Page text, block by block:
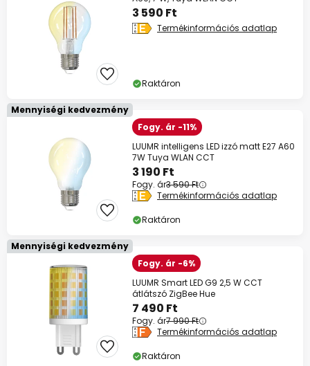
3 590 Ft
Termékinformációs adatlap
Raktáron
Mennyiségi kedvezmény
Fogy. ár -11%
LUUMR intelligens LED izzó matt E27 A60
7W Tuya WLAN CCT
3 190 Ft
Fogy. ár3 590 Ft
Termékinformációs adatlap
Raktáron
Mennyiségi kedvezmény
Fogy. ár -6%
LUUMR Smart LED G9 2,5 W CCT
átlátszó ZigBee Hue
7 490 Ft
Fogy. ár7 990 Ft
Termékinformációs adatlap
Raktáron